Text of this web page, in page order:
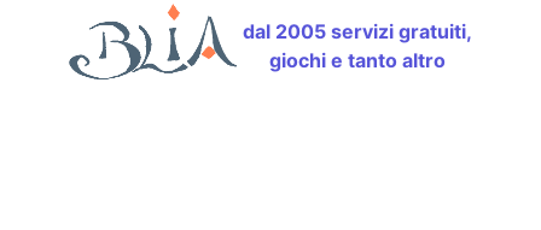
dal 2005 servizi gratuiti,
giochi e tanto altro